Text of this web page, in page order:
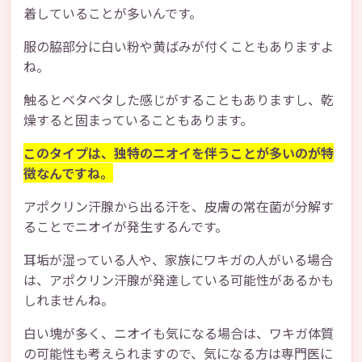
着していることが多いんです。
服の脇部分に白い粉や黄ばみが付くこともありますよ
ね。
触るとベタベタした感じがすることもありますし、乾
燥すると固まっていることもあります。
このタイプは、独特のニオイを伴うことが多いのが特
徴なんですね。
アポクリン汗腺から出る汗を、皮膚の常在菌が分解す
ることでニオイが発生するんです。
耳垢が湿っている人や、家族にワキガの人がいる場合
は、アポクリン汗腺が発達している可能性があるかも
しれませんね。
白い塊が多く、ニオイも気になる場合は、ワキガ体質
の可能性も考えられますので、気になる方は専門医に